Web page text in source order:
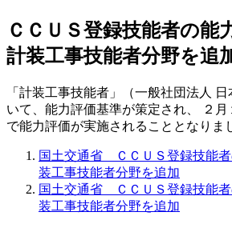
ＣＣＵＳ登録技能者の能
計装工事技能者分野を追
「計装工事技能者」（一般社団法人
いて、能力評価基準が策定され、 ２
で能力評価が実施されることとなりま
国土交通省 ＣＣＵＳ登録技能
装工事技能者分野を追加
国土交通省 ＣＣＵＳ登録技能
装工事技能者分野を追加